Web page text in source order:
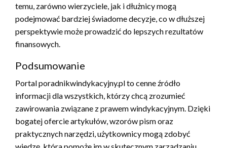
temu, zarówno wierzyciele, jak i dłużnicy mogą
podejmować bardziej świadome decyzje, co w dłuższej
perspektywie może prowadzić do lepszych rezultatów
finansowych.
Podsumowanie
Portal poradnikwindykacyjny.pl to cenne źródło
informacji dla wszystkich, którzy chcą zrozumieć
zawirowania związane z prawem windykacyjnym. Dzięki
bogatej ofercie artykułów, wzorów pism oraz
praktycznych narzędzi, użytkownicy mogą zdobyć